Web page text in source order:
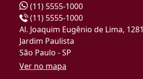
(11) 5555-1000
(11) 5555-1000
Al. Joaquim Eugênio de Lima, 1281
Jardim Paulista
São Paulo - SP
Ver no mapa